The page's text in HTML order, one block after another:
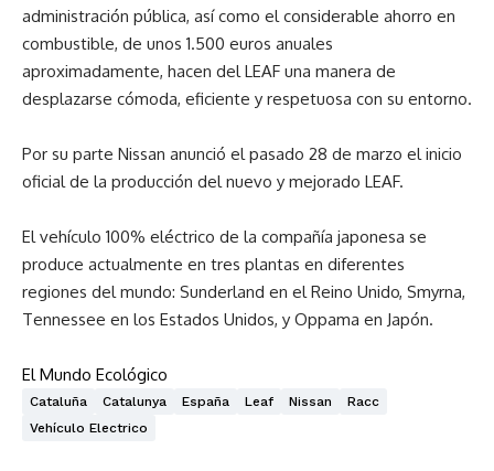
administración pública, así como el considerable ahorro en
combustible, de unos 1.500 euros anuales
aproximadamente, hacen del LEAF una manera de
desplazarse cómoda, eficiente y respetuosa con su entorno.
Por su parte Nissan anunció el pasado 28 de marzo el inicio
oficial de la producción del nuevo y mejorado LEAF.
El vehículo 100% eléctrico de la compañía japonesa se
produce actualmente en tres plantas en diferentes
regiones del mundo: Sunderland en el Reino Unido, Smyrna,
Tennessee en los Estados Unidos, y Oppama en Japón.
El Mundo Ecológico
Cataluña Catalunya España Leaf Nissan
Racc
Vehículo Electrico